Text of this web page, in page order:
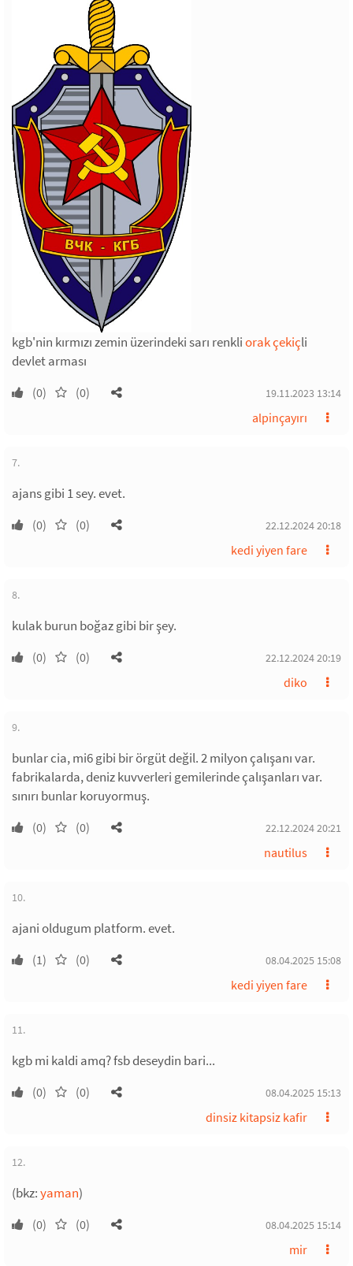
kgb'nin kırmızı zemin üzerindeki sarı renkliorak çekiçli
devlet arması
(0) (0) 19.11.2023 13:14
alpinçayırı
7.
ajans gibi 1 sey. evet.
(0) (0) 22.12.2024 20:18
kedi yiyen fare
8.
kulak burun boğaz gibi bir şey.
(0) (0) 22.12.2024 20:19
diko
9.
bunlar cia, mi6 gibi bir örgüt değil. 2 milyon çalışanı var.
fabrikalarda, deniz kuvverleri gemilerinde çalışanları var.
sınırı bunlar koruyormuş.
(0) (0) 22.12.2024 20:21
nautilus
10.
ajani oldugum platform. evet.
(1) (0) 08.04.2025 15:08
kedi yiyen fare
11.
kgb mi kaldi amq? fsb deseydin bari...
(0) (0) 08.04.2025 15:13
dinsiz kitapsiz kafir
12.
(bkz:yaman)
(0) (0) 08.04.2025 15:14
mir